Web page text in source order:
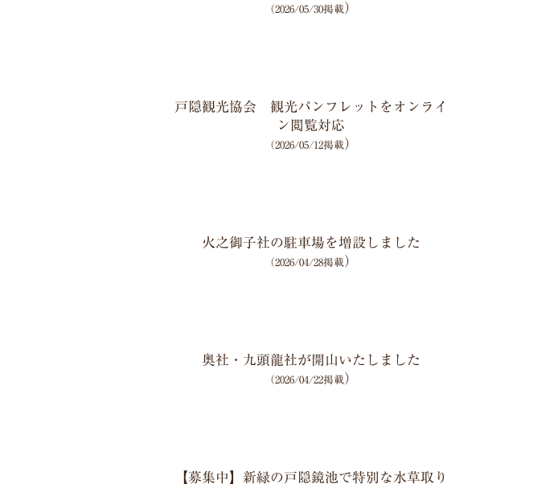
（2026/05/30掲載）
戸隠観光協会 観光パンフレットをオンライ
ン閲覧対応
（2026/05/12掲載）
火之御子社の駐車場を増設しました
（2026/04/28掲載）
奥社・九頭龍社が開山いたしました
（2026/04/22掲載）
【募集中】新緑の戸隠鏡池で特別な水草取り